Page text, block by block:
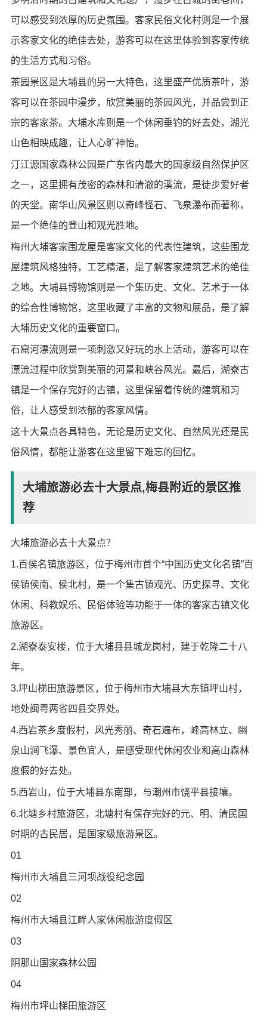
可以感受到浓厚的历史氛围。客家民俗文化村则是一个展
示客家文化的绝佳去处，游客可以在这里体验到客家传统
的生活方式和习俗。
茶园景区是大埔县的另一大特色，这里盛产优质茶叶，游
客可以在茶园中漫步，欣赏美丽的茶园风光，并品尝到正
宗的客家茶。大埔水库则是一个休闲垂钓的好去处，湖光
山色相映成趣，让人心旷神怡。
汀江源国家森林公园是广东省内最大的国家级自然保护区
之一，这里拥有茂密的森林和清澈的溪流，是徒步爱好者
的天堂。南华山风景区则以奇峰怪石、飞泉瀑布而著称，
是一个绝佳的登山和观光胜地。
梅州大埔客家围龙屋是客家文化的代表性建筑，这些围龙
屋建筑风格独特，工艺精湛，是了解客家建筑艺术的绝佳
之地。大埔县博物馆则是一个集历史、文化、艺术于一体
的综合性博物馆，这里收藏了丰富的文物和展品，是了解
大埔历史文化的重要窗口。
石窟河漂流则是一项刺激又好玩的水上活动，游客可以在
漂流过程中欣赏到美丽的河景和峡谷风光。最后，湖寮古
镇是一个保存完好的古镇，这里保留着传统的建筑和习
俗，让人感受到浓郁的客家风情。
这十大景点各具特色，无论是历史文化、自然风光还是民
俗风情，都能让游客在这里留下难忘的回忆。
大埔旅游必去十大景点,梅县附近的景区推
荐
大埔旅游必去十大景点？
1.百侯名镇旅游区，位于梅州市首个“中国历史文化名镇”百
侯镇侯南、侯北村，是一个集古镇观光、历史探寻、文化
休闲、科教娱乐、民俗体验等功能于一体的客家古镇文化
旅游区。
2.湖寮泰安楼，位于大埔县县城龙岗村，建于乾隆二十八
年。
3.坪山梯田旅游景区，位于梅州市大埔县大东镇坪山村，
地处闽粤两省四县交界处。
4.西岩茶乡度假村，风光秀丽、奇石遍布，峰高林立、幽
泉山涧飞瀑、景色宜人，是感受现代休闲农业和高山森林
度假的好去处。
5.西岩山，位于大埔县东南部，与潮州市饶平县接壤。
6.北塘乡村旅游区，北塘村有保存完好的元、明、清民国
时期的古民居，是国家级旅游景区。
01
梅州市大埔县三河坝战役纪念园
02
梅州市大埔县江畔人家休闲旅游度假区
03
阴那山国家森林公园
04
梅州市坪山梯田旅游区